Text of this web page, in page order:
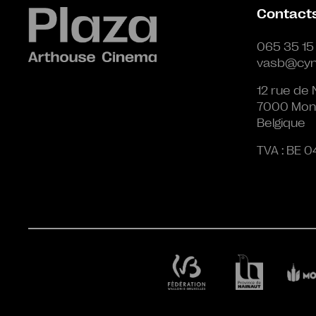
065 35 15
12 rue de
7000
Belgique
TVA : BE